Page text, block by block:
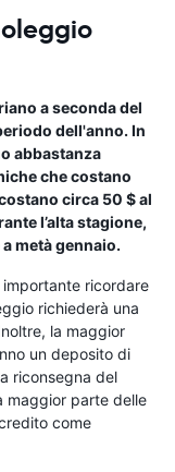
a seconda del
dell'anno. In
abbastanza
che costano
circa 50 $ al
l’alta stagione,
metà gennaio.
ricordare
richiederà una
la maggior
un deposito di
riconsegna del
maggior parte delle
come